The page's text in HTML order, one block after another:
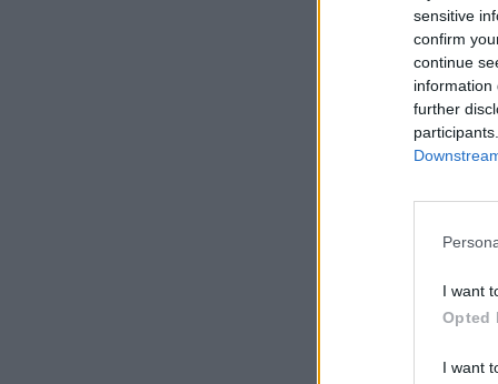
sensitive
confirm
continue
information
further
I want
Opted
I want